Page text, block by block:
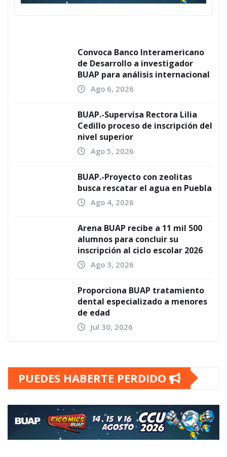
Convoca Banco Interamericano
de Desarrollo a investigador
BUAP para análisis internacional
Ago 6, 2026
BUAP.-Supervisa Rectora Lilia
Cedillo proceso de inscripción del
nivel superior
Ago 5, 2026
BUAP.-Proyecto con zeolitas
busca rescatar el agua en Puebla
Ago 4, 2026
Arena BUAP recibe a 11 mil 500
alumnos para concluir su
inscripción al ciclo escolar 2026
Ago 3, 2026
Proporciona BUAP tratamiento
dental especializado a menores
de edad
Jul 30, 2026
PUEDES HABERTE PERDIDO